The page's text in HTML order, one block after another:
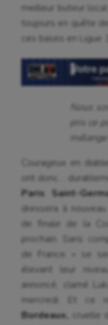
meilleur buteur local
toujours en quête
ces bases en Ligue 1.
Nous
pris ce
Courageux en
ont donc…
Paris Saint-
dressera à
de finale de la
prochain. Sans
de France » se
élevant leur
annoncé, clamé
mercredi. Et ce
Bordeaux,
cruelle